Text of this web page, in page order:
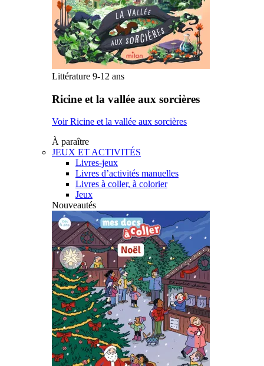
Littérature 9-12 ans
Ricine et la vallée aux sorcières
Voir Ricine et la vallée aux sorcières
À paraître
JEUX ET ACTIVITÉS
Livres-jeux
Livres d’activités manuelles
Livres à coller, à colorier
Jeux
Nouveautés